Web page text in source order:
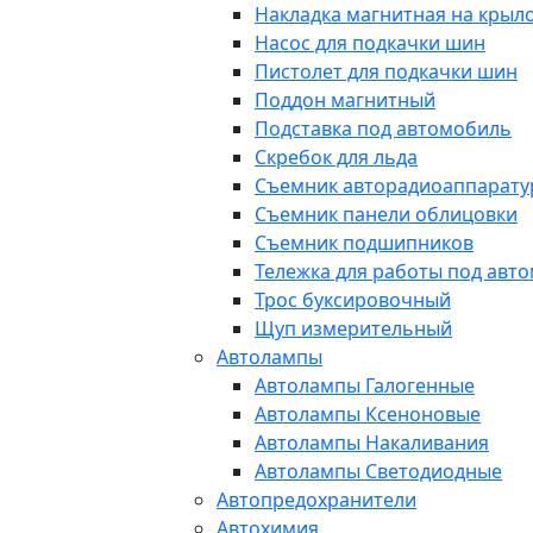
Накладка магнитная на
Насос для подкачки шин
Пистолет для подкачки шин
Поддон магнитный
Подставка под автомобиль
Скребок для льда
Съемник
Съемник панели облицовки
Съемник подшипников
Тележка для работы под
Трос буксировочный
Щуп измерительный
Автолампы
Автолампы Галогенные
Автолампы Ксеноновые
Автолампы Накаливания
Автолампы Светодиодные
Автопредохранители